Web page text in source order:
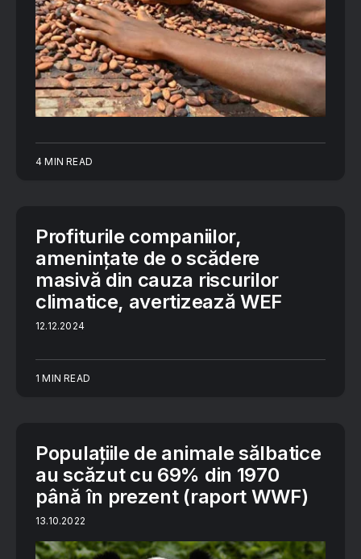
4 MIN READ
Profiturile companiilor,
amenințate de o scădere
masivă din cauza riscurilor
climatice, avertizează WEF
12.12.2024
1 MIN READ
Populațiile de animale sălbatice
au scăzut cu 69% din 1970
până în prezent (raport WWF)
13.10.2022